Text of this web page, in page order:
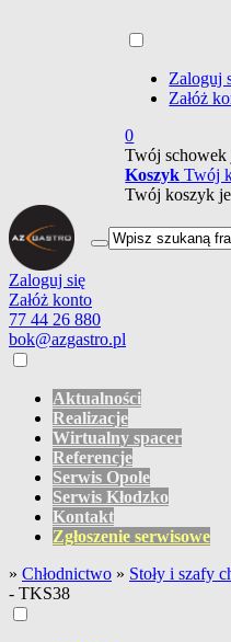
Zaloguj
Załóż
0
Twój schowek
Koszyk Twój
Twój koszyk
Zaloguj się
Załóż konto
77 44 26 880
bok@azgastro.pl
Aktualności
Realizacje
Wirtualny spacer
Referencje
Serwis Opole
Serwis Kłodzko
Kontakt
Zgłoszenie serwisowe
» Chłodnictwo » Stoły i szafy
- TKS38